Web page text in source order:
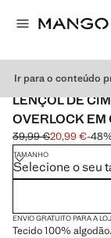
Ir para o conteúdo
MADE IN PORTUGAL
LENÇOL DE
OVERLOCK EM
Preço inicial riscado
39,99 €
Preço atual [20,99 € ]
20,99 €-
Selecione uma cor
TAMANHO
Selecione o seu
ENVIO GRATUITO PARA A
Tecido 100%